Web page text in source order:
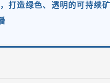
打造绿色、透明的可持续